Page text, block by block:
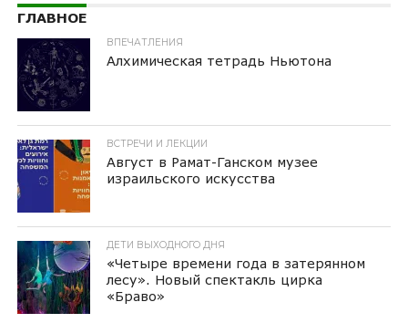
ГЛАВНОЕ
ВПЕЧАТЛЕНИЯ
Алхимическая тетрадь Ньютона
ВСТРЕЧИ И ЛЕКЦИИ
Август в Рамат-Ганском музее
израильского искусства
ДЕТИ ВЫХОДНОГО ДНЯ
«Четыре времени года в затерянном
лесу». Новый спектакль цирка
«Браво»